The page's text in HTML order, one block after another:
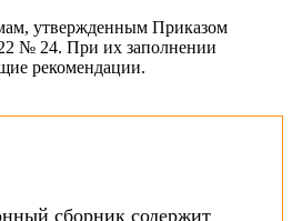
утвержденным Приказом
№ 24. При их заполнении
рекомендации.
сборник содержит